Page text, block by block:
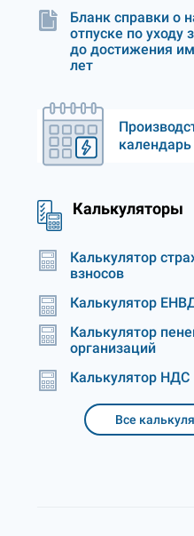
Бланк справки о
отпуске по уходу
до достижения
лет
Калькуляторы
Калькулятор
взносов
Калькулятор
Калькулятор
организаций
Калькулятор НДС
Все